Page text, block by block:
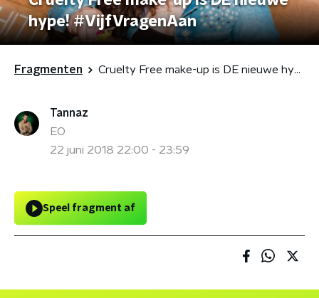
hype! #VijfVragenAan
Fragmenten Cruelty Free make-up is DE nieuwe hype! #VijfVragenAan
Tannaz
EO
22 juni 2018 22:00 - 23:59
Speel fragment af